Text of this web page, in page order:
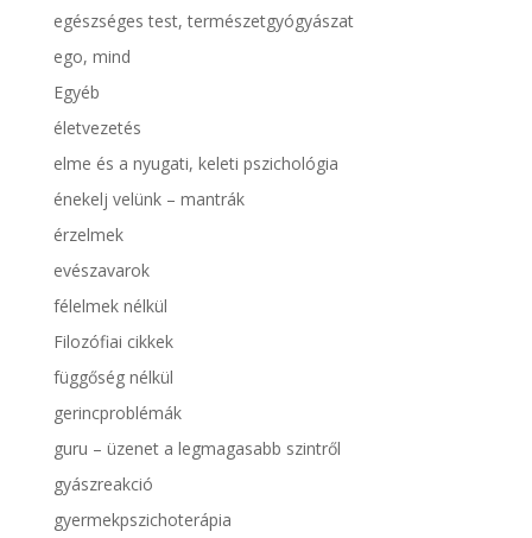
egészséges test, természetgyógyászat
ego, mind
Egyéb
életvezetés
elme és a nyugati, keleti pszichológia
énekelj velünk – mantrák
érzelmek
evészavarok
félelmek nélkül
Filozófiai cikkek
függőség nélkül
gerincproblémák
guru – üzenet a legmagasabb szintről
gyászreakció
gyermekpszichoterápia